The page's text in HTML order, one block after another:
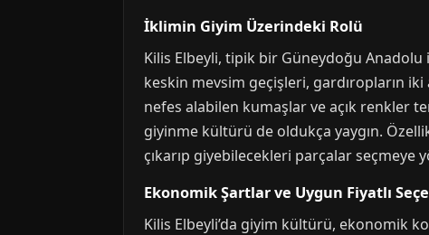
İklimin Giyim Üzerindeki Rolü
Kilis Elbeyli, tipik bir Güneydoğu Anadolu
keskin mevsim geçişleri, gardıropların iki
nefes alabilen kumaşlar ve açık renkler
giyinme kültürü de oldukça yaygın.
çıkarıp giyebilecekleri parçalar seçmeye
Ekonomik Şartlar ve Uygun Fiyatlı
Kilis Elbeyli’da giyim kültürü, ekonomik